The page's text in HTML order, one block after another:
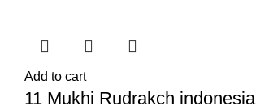
Add to cart
11 Mukhi Rudrakch indonesia